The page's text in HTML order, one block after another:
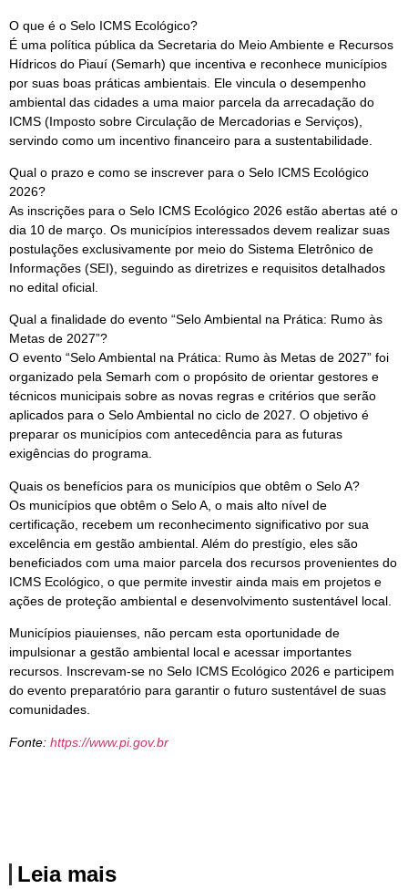
O que é o Selo ICMS Ecológico?
É uma política pública da Secretaria do Meio Ambiente e Recursos
Hídricos do Piauí (Semarh) que incentiva e reconhece municípios
por suas boas práticas ambientais. Ele vincula o desempenho
ambiental das cidades a uma maior parcela da arrecadação do
ICMS (Imposto sobre Circulação de Mercadorias e Serviços),
servindo como um incentivo financeiro para a sustentabilidade.
Qual o prazo e como se inscrever para o Selo ICMS Ecológico
2026?
As inscrições para o Selo ICMS Ecológico 2026 estão abertas até o
dia 10 de março. Os municípios interessados devem realizar suas
postulações exclusivamente por meio do Sistema Eletrônico de
Informações (SEI), seguindo as diretrizes e requisitos detalhados
no edital oficial.
Qual a finalidade do evento “Selo Ambiental na Prática: Rumo às
Metas de 2027”?
O evento “Selo Ambiental na Prática: Rumo às Metas de 2027” foi
organizado pela Semarh com o propósito de orientar gestores e
técnicos municipais sobre as novas regras e critérios que serão
aplicados para o Selo Ambiental no ciclo de 2027. O objetivo é
preparar os municípios com antecedência para as futuras
exigências do programa.
Quais os benefícios para os municípios que obtêm o Selo A?
Os municípios que obtêm o Selo A, o mais alto nível de
certificação, recebem um reconhecimento significativo por sua
excelência em gestão ambiental. Além do prestígio, eles são
beneficiados com uma maior parcela dos recursos provenientes do
ICMS Ecológico, o que permite investir ainda mais em projetos e
ações de proteção ambiental e desenvolvimento sustentável local.
Municípios piauienses, não percam esta oportunidade de
impulsionar a gestão ambiental local e acessar importantes
recursos. Inscrevam-se no Selo ICMS Ecológico 2026 e participem
do evento preparatório para garantir o futuro sustentável de suas
comunidades.
Fonte: https://www.pi.gov.br
Leia mais